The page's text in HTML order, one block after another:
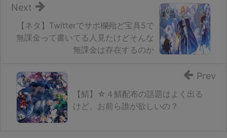
【ネタ】Twitterでサポ欄殆ど宝具5で
無課金って書いてる人見たけどそんな
無課金は存在するのか
Next
【鯖】☆４鯖配布の話題はよく出る
けど、お前ら誰が欲しいの？
Prev